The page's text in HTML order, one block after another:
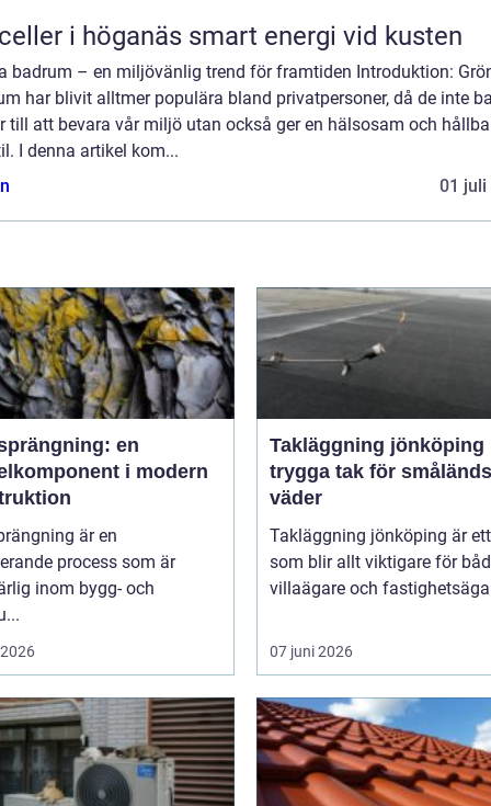
Solceller i höganäs smart energi vid kusten
badrum – en miljövänlig trend för framtiden Introduktion:
har blivit alltmer populära bland privatpersoner, då de inte
till att bevara vår miljö utan också ger en hälsosam och
I denna artikel kom...
01 juli
en
i modern
är en
process som är
inom bygg- och
Takläggning jönköping
trygga tak för
väder
Takläggning jönköping är
som blir allt viktigare för
villaägare och
07 juni 2026